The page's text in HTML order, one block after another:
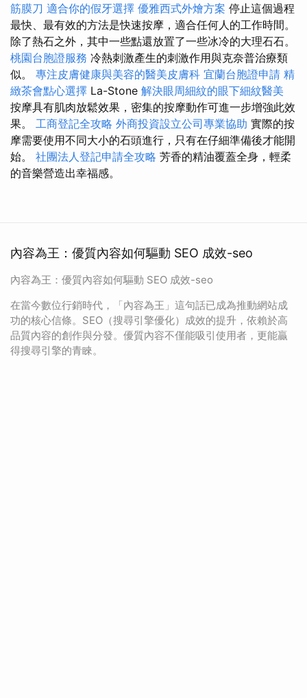
筋膜刀 適合你的假牙選擇 優雅西式外燴方案 停止這個過程
最快、最有效的方法是快速按摩，適合任何人的工作時間。
除了熱石之外，其中一些點還放置了一些冰冷的大理石石。
桃園台胞證服務 冷熱刺激產生的刺激作用與克奈普治療類
似。 專注皮膚健康與美容的醫美皮膚科 宜蘭台胞證申請 精
緻茶會點心選擇 La-Stone 解決眼周細紋的眼下細紋醫美
按摩具有肌肉放鬆效果，密集的按摩動作可進一步增強此效
果。 工商登記全攻略 外商投資設立公司專業協助 實際的按
摩需要使用不同大小的石頭進行，只有在仔細準備後才能開
始。 社團法人登記申請全攻略 芳香的精油覆蓋全身，輕柔
的音樂營造出幸福感。
內容為王：優質內容如何驅動 SEO 成效-seo
內容為王：優質內容如何驅動 SEO 成效-seo
在當今數位行銷時代，「內容為王」這句話已成為推動網站成
功的核心信條。SEO（搜尋引擎優化）成效的提升，依賴於高
品質內容的創作與分發。優質內容不僅能吸引使用者，更能贏
得搜尋引擎的青睞。